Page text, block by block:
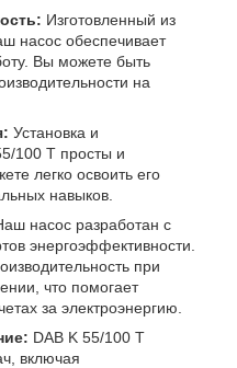
Изготовленный из
насос обеспечивает
Вы можете быть
на
Установка и
100 T просты и
легко освоить его
навыков.
насос разработан с
энергоэффективности.
при
что помогает
за электроэнергию.
DAB K 55/100 T
включая